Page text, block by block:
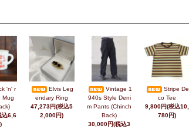
'n' r
Mug
込6,6
Elvis Leg
endary Ring
47,273円(税込5
2,000円)
Vintage 1
940s Style Deni
m Pants (Chinch
Back)
30,000円(税込3
Stripe De
co Tee
9,800円(税込10,
780円)